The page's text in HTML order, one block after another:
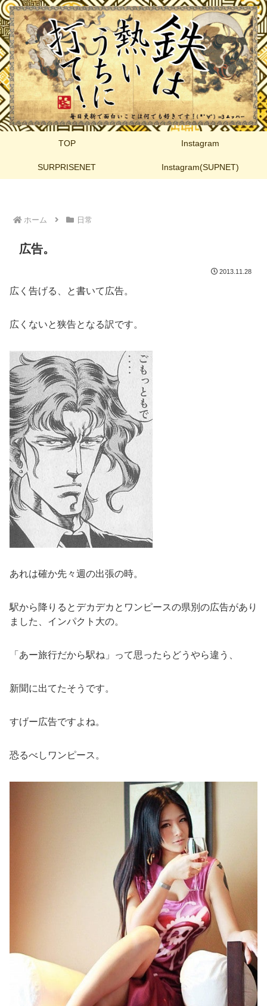
TOP Instagram
SURPRISENET Instagram(SUPNET)
ホーム 日常
広告。
2013.11.28
広く告げる、と書いて広告。
広くないと狭告となる訳です。
あれは確か先々週の出張の時。
駅から降りるとデカデカとワンピースの県別の広告があり
ました、インパクト大の。
「あー旅行だから駅ね」って思ったらどうやら違う、
新聞に出てたそうです。
すげー広告ですよね。
恐るべしワンピース。